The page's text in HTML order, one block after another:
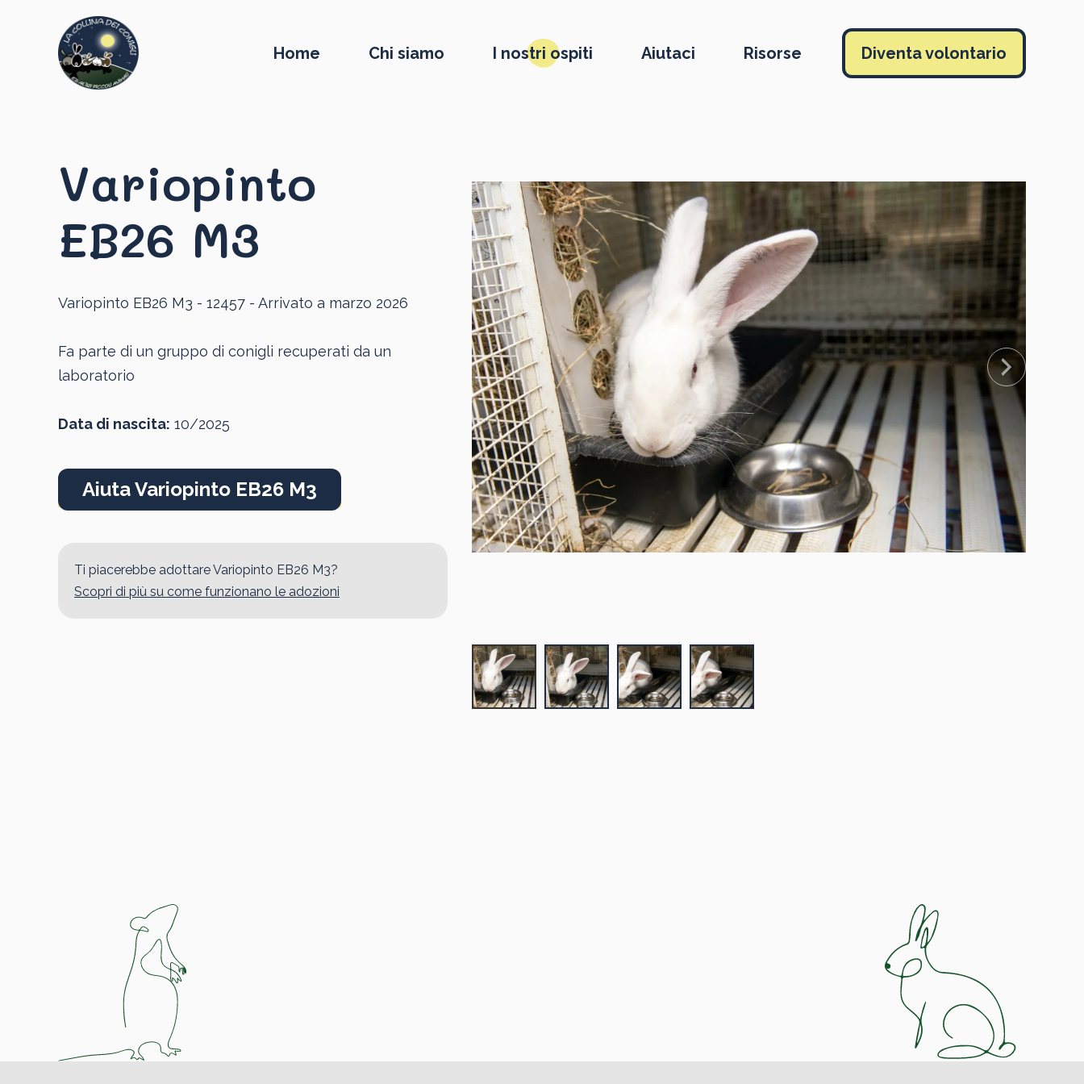
Home Chi siamo I nostri ospiti Aiutaci Risorse Diventa volontario
Variopinto
EB26 M3
Variopinto EB26 M3 - 12457 - Arrivato a marzo 2026
Fa parte di un gruppo di conigli recuperati da un
laboratorio
Data di nascita: 10/2025
Aiuta Variopinto EB26 M3
Ti piacerebbe adottare Variopinto EB26 M3?
Scopri di più su come funzionano le adozioni